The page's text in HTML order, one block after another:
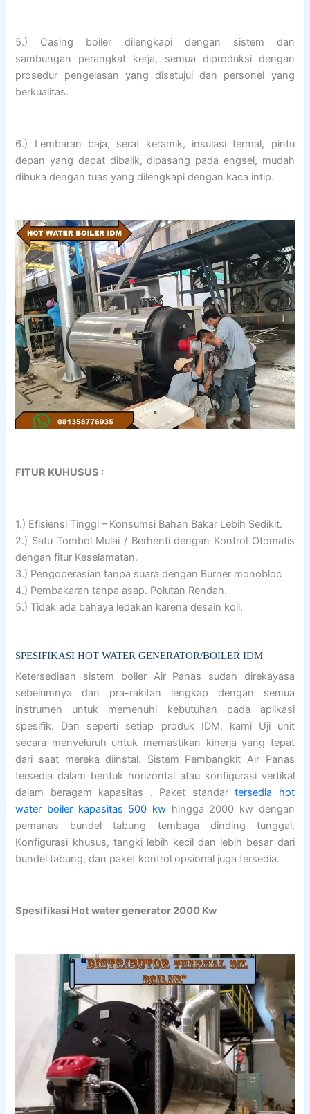
5.) Casing boiler dilengkapi dengan sistem dan
sambungan perangkat kerja, semua diproduksi dengan
prosedur pengelasan yang disetujui dan personel yang
berkualitas.
6.) Lembaran baja, serat keramik, insulasi termal, pintu
depan yang dapat dibalik, dipasang pada engsel, mudah
dibuka dengan tuas yang dilengkapi dengan kaca intip.
FITUR KUHUSUS :
1.) Efisiensi Tinggi – Konsumsi Bahan Bakar Lebih Sedikit.
2.) Satu Tombol Mulai / Berhenti dengan Kontrol Otomatis
dengan fitur Keselamatan.
3.) Pengoperasian tanpa suara dengan Burner monobloc
4.) Pembakaran tanpa asap. Polutan Rendah.
5.) Tidak ada bahaya ledakan karena desain koil.
SPESIFIKASI HOT WATER GENERATOR/BOILER IDM
Ketersediaan sistem boiler Air Panas sudah direkayasa
sebelumnya dan pra-rakitan lengkap dengan semua
instrumen untuk memenuhi kebutuhan pada aplikasi
spesifik. Dan seperti setiap produk IDM, kami Uji unit
secara menyeluruh untuk memastikan kinerja yang tepat
dari saat mereka diinstal. Sistem Pembangkit Air Panas
tersedia dalam bentuk horizontal atau konfigurasi vertikal
dalam beragam kapasitas . Paket standartersedia hot
water boiler kapasitas 500 kw hingga 2000 kw dengan
pemanas bundel tabung tembaga dinding tunggal.
Konfigurasi khusus, tangki lebih kecil dan lebih besar dari
bundel tabung, dan paket kontrol opsional juga tersedia.
Spesifikasi Hot water generator 2000 Kw